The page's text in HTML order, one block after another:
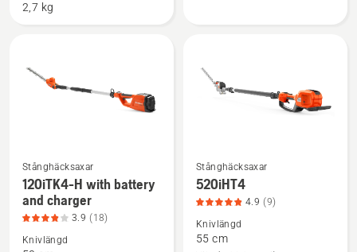
av
2,7 kg
Se
mer
information
om
Stånghäcksaxar
120iTK4-H with battery
and charger
3.9 (18)
Knivlängd
Se
mer
om
Stånghäcksaxar
520iHT4
4.9 (9)
Knivlängd
55 cm